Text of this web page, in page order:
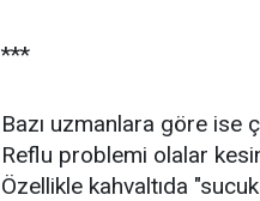
***
Bazı uzmanlara göre ise
Reflu problemi olalar
Özellikle kahvaltıda